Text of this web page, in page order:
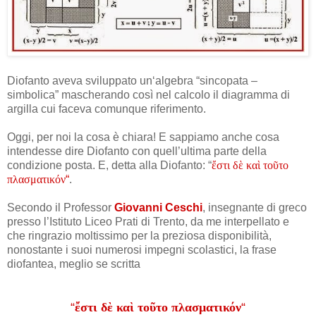
Diofanto aveva sviluppato un‘algebra “sincopata –
simbolica” mascherando così nel calcolo il diagramma di
argilla cui faceva comunque riferimento.
Oggi, per noi la cosa è chiara! E sappiamo anche cosa
intendesse dire Diofanto con quell’ultima parte della
condizione posta. E, detta alla Diofanto: “ἔστι δὲ καὶ τοῦτο
πλασματικόν“.
Secondo il Professor Giovanni Ceschi, insegnante di greco
presso l’Istituto Liceo Prati di Trento, da me interpellato e
che ringrazio moltissimo per la preziosa disponibilità,
nonostante i suoi numerosi impegni scolastici, la frase
diofantea, meglio se scritta
“ἔστι δὲ καὶ τοῦτο πλασματικόν“